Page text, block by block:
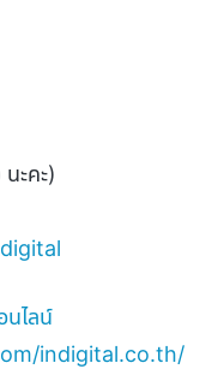
นะคะ)
นไลน์
indigital.co.th/